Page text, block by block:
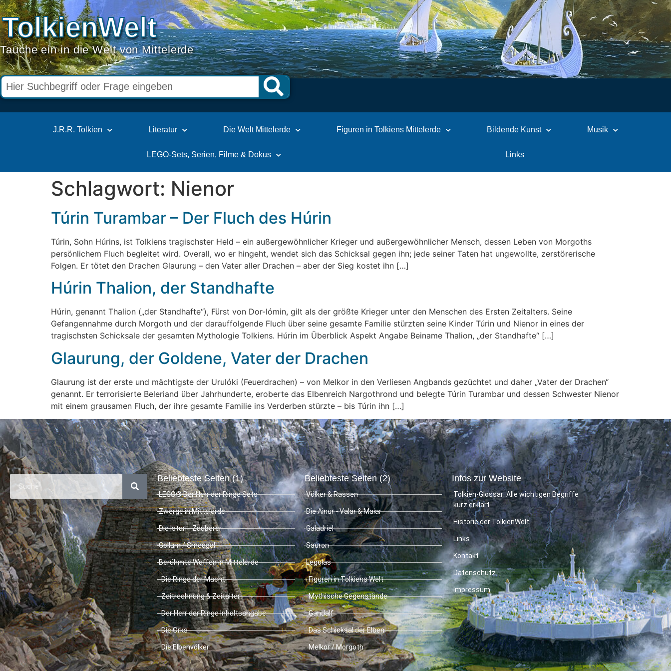
TolkienWelt
Tauche ein in die Welt von Mittelerde
J.R.R. Tolkien Literatur Die Welt Mittelerde Figuren in Tolkiens Mittelerde Bildende Kunst Musik
LEGO-Sets, Serien, Filme & Dokus Links
Schlagwort: Nienor
Túrin Turambar – Der Fluch des Húrin
Túrin, Sohn Húrins, ist Tolkiens tragischster Held – ein außergewöhnlicher Krieger und außergewöhnlicher Mensch, dessen Leben von Morgoths
persönlichem Fluch begleitet wird. Overall, wo er hingeht, wendet sich das Schicksal gegen ihn; jede seiner Taten hat ungewollte, zerstörerische
Folgen. Er tötet den Drachen Glaurung – den Vater aller Drachen – aber der Sieg kostet ihn […]
Húrin Thalion, der Standhafte
Húrin, genannt Thalion („der Standhafte“), Fürst von Dor-lómin, gilt als der größte Krieger unter den Menschen des Ersten Zeitalters. Seine
Gefangennahme durch Morgoth und der darauffolgende Fluch über seine gesamte Familie stürzten seine Kinder Túrin und Nienor in eines der
tragischsten Schicksale der gesamten Mythologie Tolkiens. Húrin im Überblick Aspekt Angabe Beiname Thalion, „der Standhafte“ […]
Glaurung, der Goldene, Vater der Drachen
Glaurung ist der erste und mächtigste der Urulóki (Feuerdrachen) – von Melkor in den Verliesen Angbands gezüchtet und daher „Vater der Drachen“
genannt. Er terrorisierte Beleriand über Jahrhunderte, eroberte das Elbenreich Nargothrond und belegte Túrin Turambar und dessen Schwester Nienor
mit einem grausamen Fluch, der ihre gesamte Familie ins Verderben stürzte – bis Túrin ihn […]
Beliebteste Seiten (1)
LEGO® Der Herr der Ringe Sets
Zwerge in Mittelerde
Die Istari - Zauberer
Gollum / Smeagol
Berühmte Waffen in Mittelerde
Die Ringe der Macht
Zeitrechnung & Zeitalter
Der Herr der Ringe Inhaltsangabe
Die Orks
Die Elbenvölker
Beliebteste Seiten (2)
Völker & Rassen
Die Ainur - Valar & Maiar
Galadriel
Sauron
Legolas
Figuren in Tolkiens Welt
Mythische Gegenstände
Gandalf
Das Schicksal der Elben
Melkor / Morgoth
Infos zur Website
Tolkien-Glossar: Alle wichtigen Begriffe
kurz erklärt
Historie der TolkienWelt
Links
Kontakt
Datenschutz
Impressum